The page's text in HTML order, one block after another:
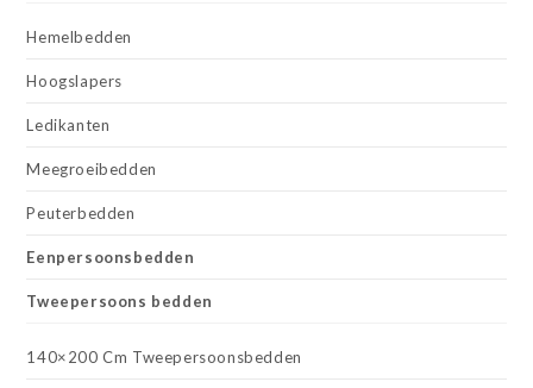
Hemelbedden
Hoogslapers
Ledikanten
Meegroeibedden
Peuterbedden
Eenpersoonsbedden
Tweepersoons bedden
140×200 Cm Tweepersoonsbedden